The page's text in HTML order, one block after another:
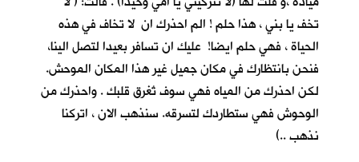
تخف يا بني ، هذا حلم ! الم احذرك ان لا تخاف في هذه
الحياة ، فهي حلم ايضا! عليك ان تسافر بعيدا لتصل الينا،
فنحن بانتظارك في مكان جميل غير هذا المكان الموحش.
لكن احذرك من المياه فهي سوف تُغرق قلبك . واحذرك من
الوحوش فهي ستطاردك لتسرقه. سنذهب الان ، اتركنا
نذهب ..)